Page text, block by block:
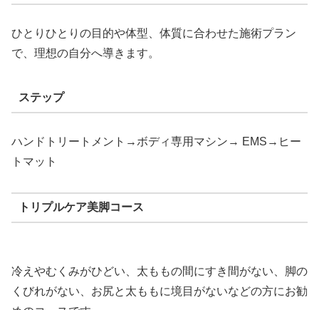
ひとりひとりの目的や体型、体質に合わせた施術プラン
で、理想の自分へ導きます。
ステップ
ハンドトリートメント→ボディ専用マシン→ EMS→ヒー
トマット
トリプルケア美脚コース
冷えやむくみがひどい、太ももの間にすき間がない、脚の
くびれがない、お尻と太ももに境目がないなどの方にお勧